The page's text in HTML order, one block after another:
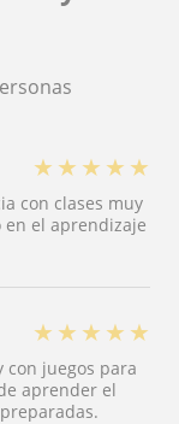
★ ★ ★ ★ ★
con clases muy
el aprendizaje
★ ★ ★ ★ ★
con juegos para
aprender el